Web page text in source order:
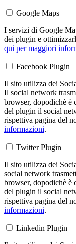
Google Maps
I servizi di Google
dei plugin e
qui per maggiori
Facebook Plugin
Il sito utilizza dei
Il social network
browser, dopodichè è
del plugin il social
rispettiva pagina del
informazioni.
Twitter Plugin
Il sito utilizza dei
social network
browser, dopodichè è
del plugin il social
rispettiva pagina del
informazioni.
Linkedin Plugin